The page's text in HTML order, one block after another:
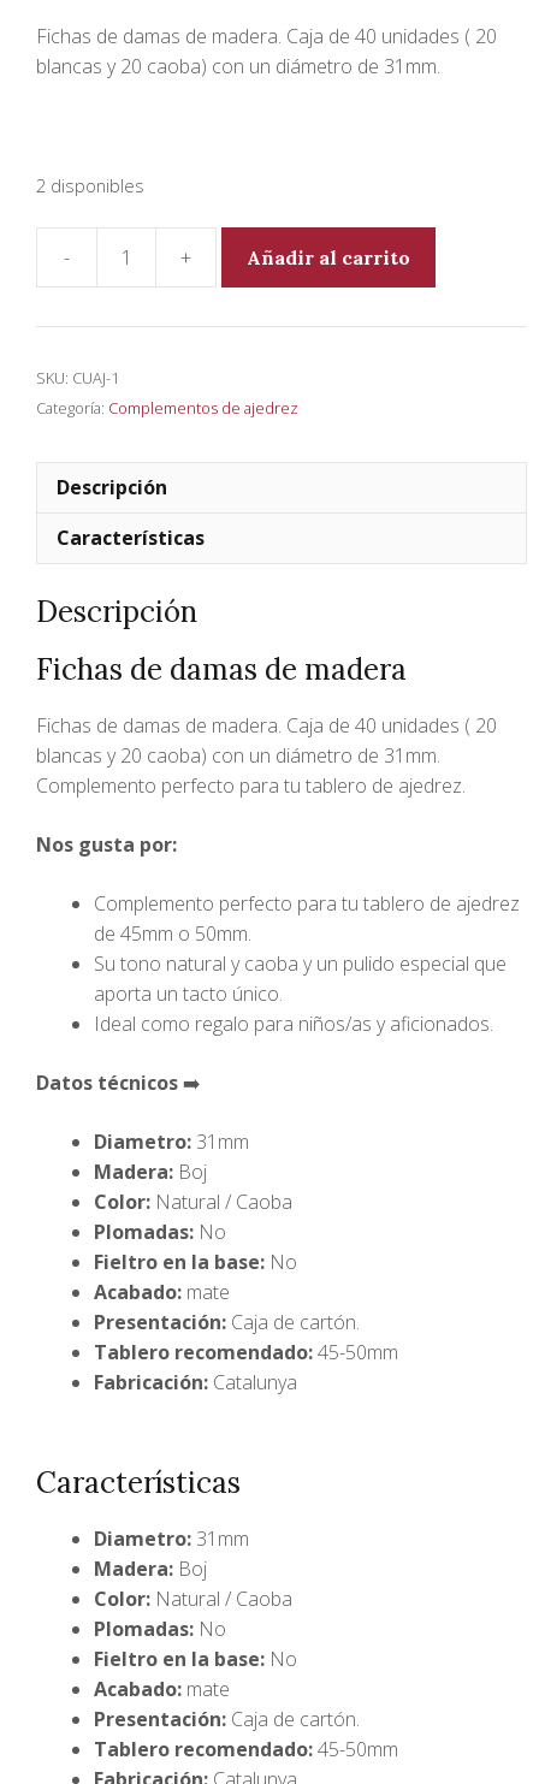
Fichas de damas de madera. Caja de 40 unidades ( 20
blancas y 20 caoba) con un diámetro de 31mm.
2 disponibles
Fichas
damas
cantidad
Añadir al carrito
SKU: CUAJ-1
Categoría: Complementos de ajedrez
Descripción
Características
Descripción
Fichas de damas de madera
Fichas de damas de madera. Caja de 40 unidades ( 20
blancas y 20 caoba) con un diámetro de 31mm.
Complemento perfecto para tu tablero de ajedrez.
Nos gusta por:
Complemento perfecto para tu tablero de ajedrez
de 45mm o 50mm.
Su tono natural y caoba y un pulido especial que
aporta un tacto único.
Ideal como regalo para niños/as y aficionados.
Datos técnicos➡️
Diametro: 31mm
Madera: Boj
Color: Natural / Caoba
Plomadas: No
Fieltro en la base: No
Acabado: mate
Presentación: Caja de cartón.
Tablero recomendado:45-50mm
Fabricación: Catalunya
Características
Diametro: 31mm
Madera: Boj
Color: Natural / Caoba
Plomadas: No
Fieltro en la base: No
Acabado: mate
Presentación: Caja de cartón.
Tablero recomendado:45-50mm